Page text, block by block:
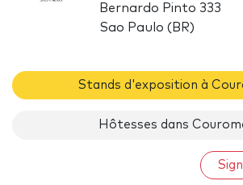
Bernardo Pinto 333
Sao Paulo (BR)
Stands d'exposition à
Hôtesses dans